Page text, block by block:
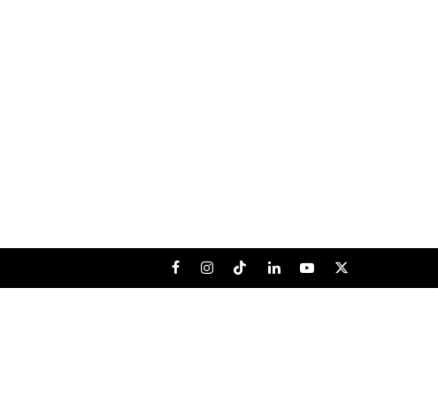
FacebookInstagram
TiktokLinkedInYoutube
X